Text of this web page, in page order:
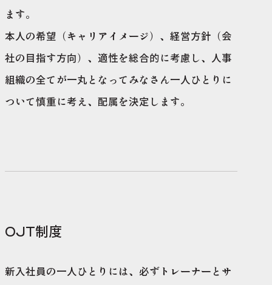
ます。
本人の希望（キャリアイメージ）、経営方針（会
社の目指す方向）、適性を総合的に考慮し、人事
組織の全てが一丸となってみなさん一人ひとりに
ついて慎重に考え、配属を決定します。
OJT制度
新入社員の一人ひとりには、必ずトレーナーとサ